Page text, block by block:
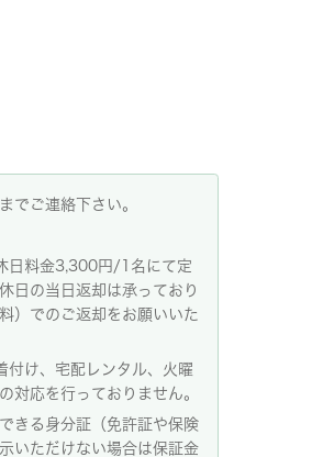
でご連絡下さい。
料金3,300円/1名にて定
日の当日返却は承っており
）でのご返却をお願いいた
け、宅配レンタル、火曜
対応を行っておりません。
きる身分証（免許証や保険
いただけない場合は保証金